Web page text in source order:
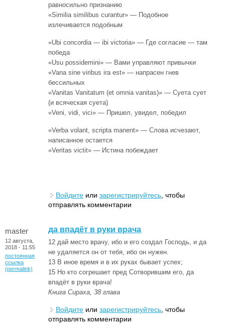
равносильно признанию
«Similia similibus curantur» — Подобное
излечивается подобным
«Ubi concordia — ibi victoria» — Где согласие — там
победа
«Usu possidemini» — Вами управляют привычки
«Vana sine viribus ira est» — напрасен гнев
бессильных
«Vanitas Vanitatum (et omnia vanitas)» — Суета сует
(и всяческая суета)
«Veni, vidi, vici» — Пришел, увидел, победил
«Verba volant, scripta manent» — Слова исчезают,
написанное остается
«Veritas victit» — Истина побеждает
Войдите или зарегистрируйтесь , чтобы
отправлять комментарии
master
12 августа,
2018 - 11:55
постоянная
ссылка
(permalink)
да впадёт в руки врача
12 дай место врачу, ибо и его создал Господь, и да
не удаляется он от тебя, ибо он нужен.
13 В иное время и в их руках бывает успех;
15 Но кто согрешает пред Сотворившим его, да
впадёт в руки врача!
Книга Сираха, 38 глава
Войдите или зарегистрируйтесь , чтобы
отправлять комментарии